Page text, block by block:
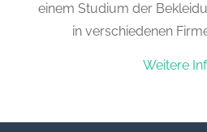
einem Studium der
in verschiedenen
Weitere